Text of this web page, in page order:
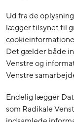
Ud fra de
lægger tilsynet til
Det gælder både
Venstre og
Venstre
Endelig lægger
som Radikale